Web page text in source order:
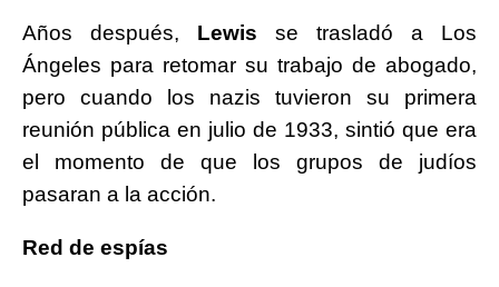
Años después, Lewis se trasladó a Los
Ángeles para retomar su trabajo de abogado,
pero cuando los nazis tuvieron su primera
reunión pública en julio de 1933, sintió que era
el momento de que los grupos de judíos
pasaran a la acción.
Red de espías